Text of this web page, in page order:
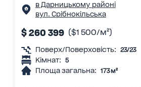
в Дарницькому районі
вул. Срібнокільська
$ 260 399 ($1 500/м²)
Поверх/Поверховість: 23/23
Кімнат: 5
Площа загальна: 173 м²